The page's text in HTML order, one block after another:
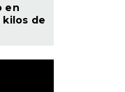
en
kilos de